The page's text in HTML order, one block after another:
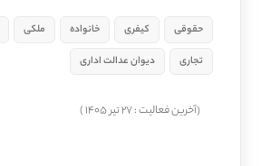
حقوقی کیفری خانواده ملکی
تجاری
دیوان عدالت اداری
(آخرین فعالیت : 27 تیر 1405 )